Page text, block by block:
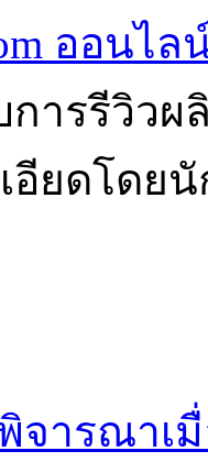
ออนไล
การรีวิว
อียดโดย
จารณาเ